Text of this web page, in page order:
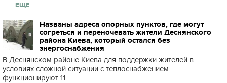
ЕЩЕ
Названы адреса опорных пунктов, где могут
согреться и переночевать жители Деснянского
района Киева, который остался без
энергоснабжения
В Деснянском районе Киева для поддержки жителей в
условиях сложной ситуации с теплоснабжением
функционируют 11...